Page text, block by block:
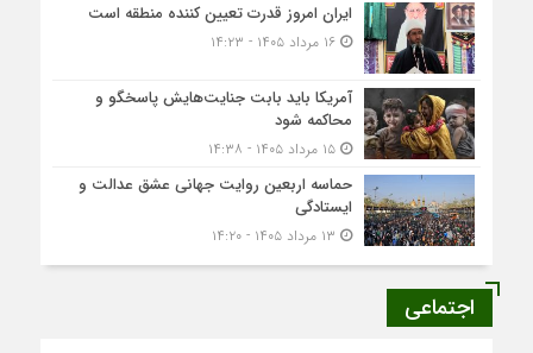
ایران امروز قدرت تعیین کننده منطقه است
۱۶ مرداد ۱۴۰۵ - ۱۴:۲۳
آمریکا باید بابت جنایت‌هایش پاسخگو و
محاکمه شود
۱۵ مرداد ۱۴۰۵ - ۱۴:۳۸
حماسه اربعین روایت جهانی عشق عدالت و
ایستادگی
اجتماعی